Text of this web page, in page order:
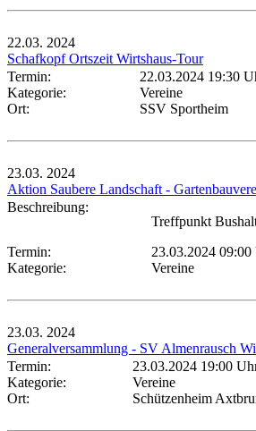
22.03. 2024
Schafkopf Ortszeit Wirtshaus-Tour
Termin:
22.03.2024 19:30
Kategorie:
Vereine
Ort:
SSV Sportheim
23.03. 2024
Aktion Saubere Landschaft -
Beschreibung:
Treffpunkt
Termin:
23.03.2024 09:00
Kategorie:
Vereine
23.03. 2024
Generalversammlung - SV Almenrausch
Termin:
23.03.2024 19:00
Kategorie:
Vereine
Ort:
Schützenheim